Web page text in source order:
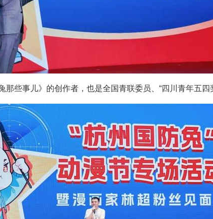
那些事儿》的创作者，也是全国青联委员、“四川青年五四